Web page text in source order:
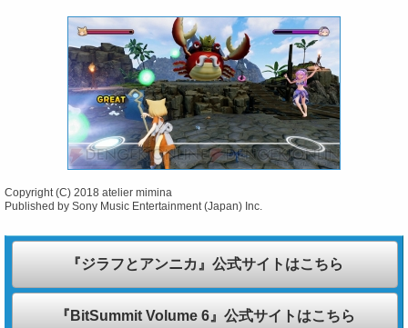
Copyright (C) 2018 atelier mimina
Published by Sony Music Entertainment (Japan) Inc.
『ジラフとアンニカ』公式サイトはこちら
『BitSummit Volume 6』公式サイトはこちら